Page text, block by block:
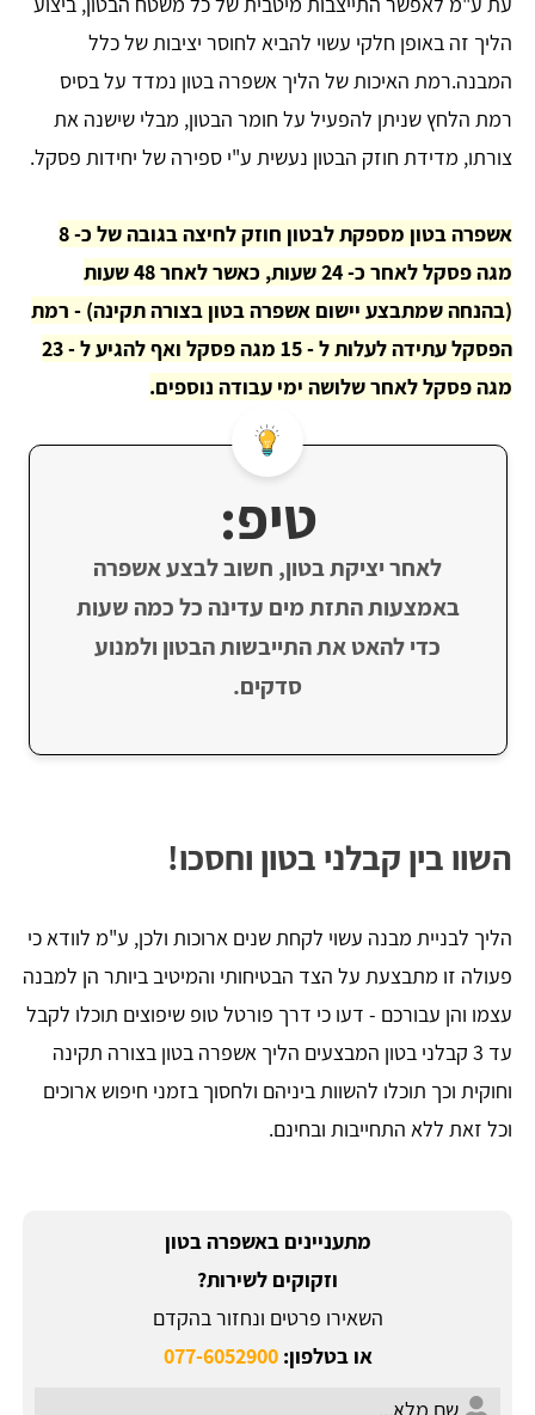
הליך זה באופן חלקי עשוי להביא לחוסר יציבות של כלל
המבנה.רמת האיכות של הליך אשפרה בטון נמדד על בסיס
רמת הלחץ שניתן להפעיל על חומר הבטון, מבלי שישנה את
צורתו, מדידת חוזק הבטון נעשית ע"י ספירה של יחידות פסקל.
אשפרה בטון מספקת לבטון חוזק לחיצה בגובה של כ- 8
מגה פסקל לאחר כ- 24 שעות, כאשר לאחר 48 שעות
(בהנחה שמתבצע יישום אשפרה בטון בצורה תקינה) - רמת
הפסקל עתידה לעלות ל - 15 מגה פסקל ואף להגיע ל - 23
מגה פסקל לאחר שלושה ימי עבודה נוספים.
טיפ:
לאחר יציקת בטון, חשוב לבצע אשפרה
באמצעות התזת מים עדינה כל כמה שעות
כדי להאט את התייבשות הבטון ולמנוע
סדקים.
השוו בין קבלני בטון וחסכו!
הליך לבניית מבנה עשוי לקחת שנים ארוכות ולכן, ע"מ לוודא כי
פעולה זו מתבצעת על הצד הבטיחותי והמיטיב ביותר הן למבנה
עצמו והן עבורכם - דעו כי דרך פורטל טופ שיפוצים תוכלו לקבל
עד 3 קבלני בטון המבצעים הליך אשפרה בטון בצורה תקינה
וחוקית וכך תוכלו להשוות ביניהם ולחסוך בזמני חיפוש ארוכים
וכל זאת ללא התחייבות ובחינם.
מתעניינים באשפרה בטון
וזקוקים לשירות?
השאירו פרטים ונחזור בהקדם
או בטלפון:077-6052900